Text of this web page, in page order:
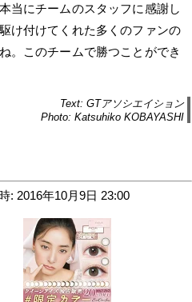
当にチームのスタッフに感謝し
け付けてくれた多くのファンの
。このチームで勝つことができ
Text: GTアソシエイション
Photo: Katsuhiko KOBAYASHI
: 2016年10月9日 23:00